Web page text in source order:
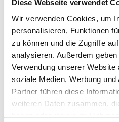
Diese Webseite verwendet
Wir verwenden Cookies, um
personalisieren, Funktionen
zu können und die Zugriffe
analysieren. Außerdem
Verwendung unserer
soziale Medien, Werbung
Partner führen diese
weiteren Daten zusammen,
haben oder die sie im
Beds number:4
Dein